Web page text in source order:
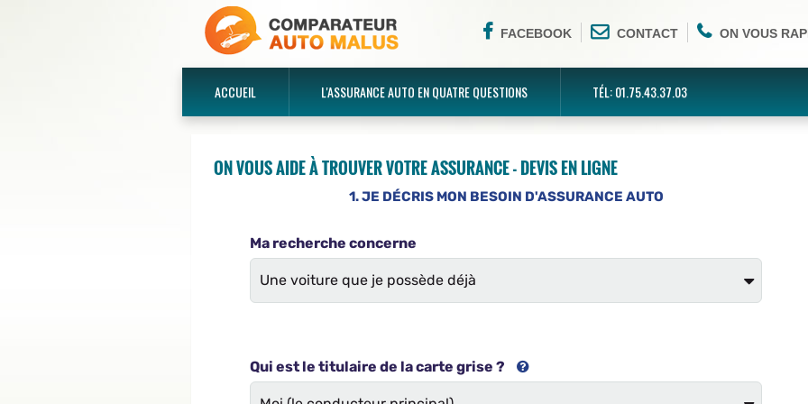
FACEBOOK CONTACT ON VOUS
ACCUEIL L'ASSURANCE AUTO EN QUATRE QUESTIONS TÉL: 01.75.43.37.03
ON VOUS AIDE À TROUVER VOTRE ASSURANCE - DEVIS EN LIGNE